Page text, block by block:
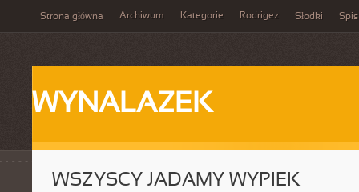
Strona główna Archiwum Kategorie Rodrigez Słodki Spis
WYNALAZEK
WSZYSCY JADAMY WYPIEK